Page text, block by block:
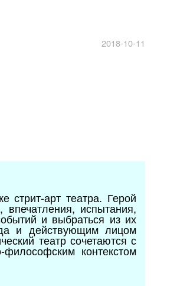
2018-10-11
стрит-арт театра. Герой
испытания,
и выбраться из их
и действующим лицом
театр сочетаются с
контекстом